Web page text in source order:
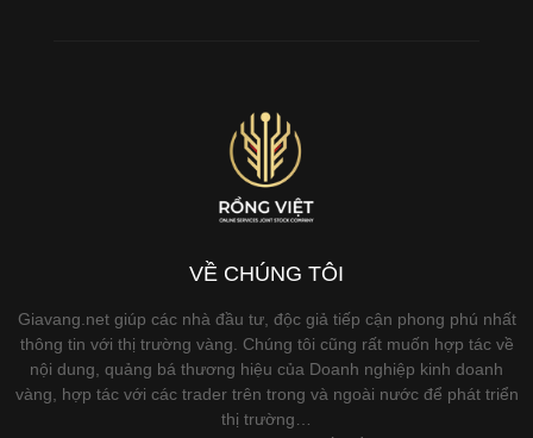
VỀ CHÚNG TÔI
Giavang.net giúp các nhà đầu tư, độc giả tiếp cận phong phú nhất
thông tin với thị trường vàng. Chúng tôi cũng rất muốn hợp tác về
nội dung, quảng bá thương hiệu của Doanh nghiệp kinh doanh
vàng, hợp tác với các trader trên trong và ngoài nước để phát triển
thị trường…